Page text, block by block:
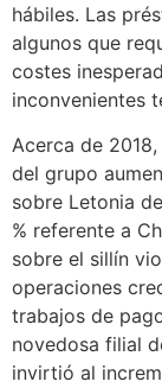
hábiles. Las
algunos que
costes
inconvenientes
Acerca de
del grupo
sobre Letonia
% referente a
sobre el sillí­n
operaciones
trabajos de
novedosa filial
invirtió al